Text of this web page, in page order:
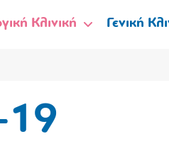
Κλινική Γενική
19